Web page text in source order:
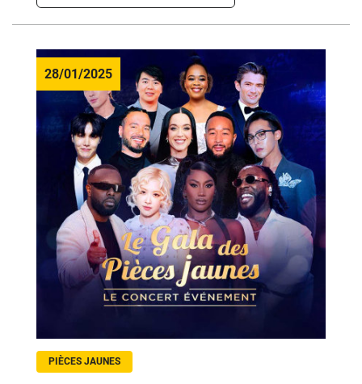
28/01/2025
PIÈCES JAUNES